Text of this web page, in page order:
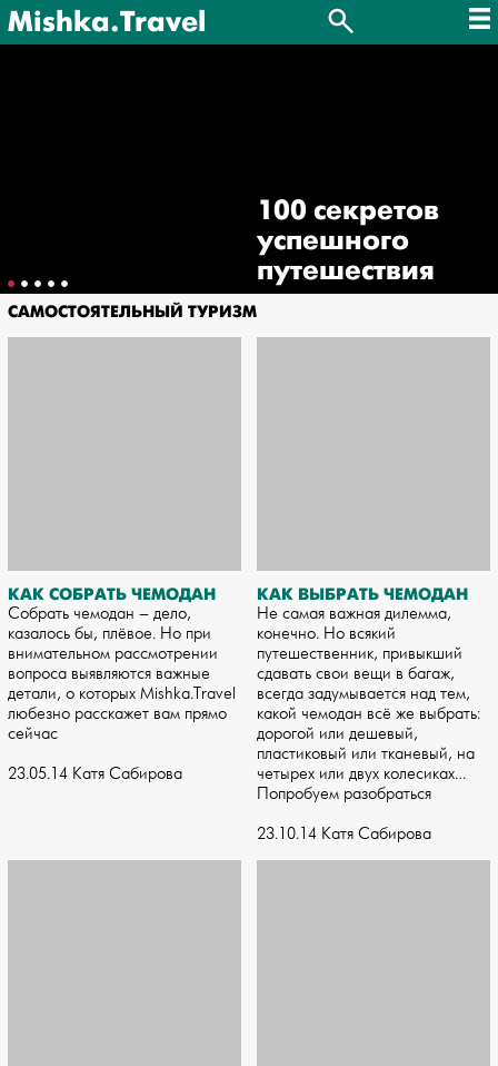
Mishka.Travel
100 секретов
успешного
путешествия
САМОСТОЯТЕЛЬНЫЙ ТУРИЗМ
КАК СОБРАТЬ ЧЕМОДАН
Собрать чемодан – дело,
казалось бы, плёвое. Но при
внимательном рассмотрении
вопроса выявляются важные
детали, о которых Mishka.Travel
любезно расскажет вам прямо
сейчас
23.05.14 Катя Сабирова
КАК ВЫБРАТЬ ЧЕМОДАН
Не самая важная дилемма,
конечно. Но всякий
путешественник, привыкший
сдавать свои вещи в багаж,
всегда задумывается над тем,
какой чемодан всё же выбрать:
дорогой или дешевый,
пластиковый или тканевый, на
четырех или двух колесиках…
Попробуем разобраться
23.10.14 Катя Сабирова